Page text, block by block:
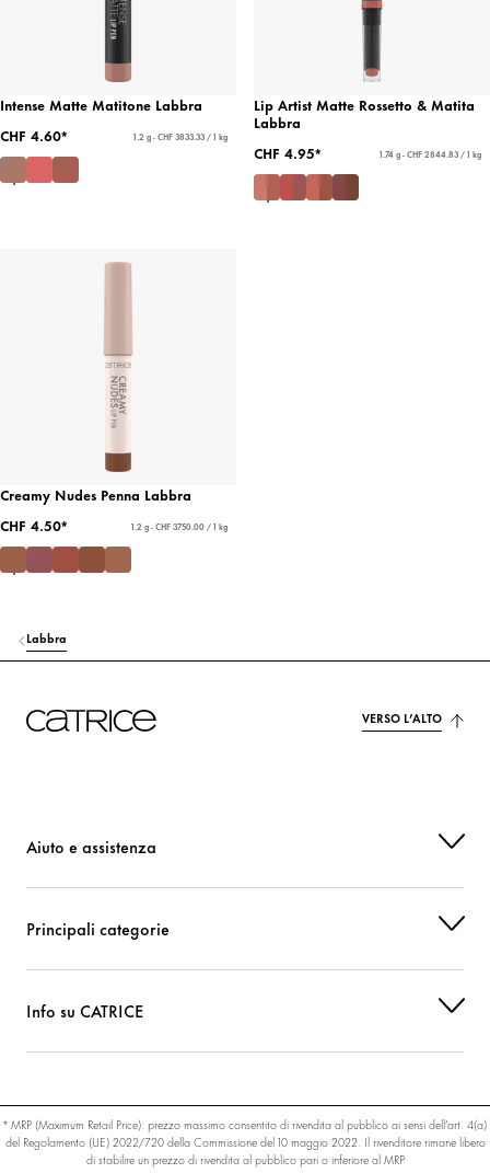
Intense Matte Matitone Labbra
CHF 4.60*
1.2 g - CHF 3833.33 / 1 kg
Lip Artist Matte Rossetto & Matita
Labbra
CHF 4.95*
1.74 g - CHF 2844.83 / 1 kg
Creamy Nudes Penna Labbra
CHF 4.50*
1.2 g - CHF 3750.00 / 1 kg
Labbra
VERSO L’ALTO
Aiuto e assistenza
Principali categorie
Info su CATRICE
* MRP (Maximum Retail Price): prezzo massimo consentito di rivendita al pubblico ai sensi dell’art. 4(a)
del Regolamento (UE) 2022/720 della Commissione del 10 maggio 2022. Il rivenditore rimane libero
di stabilire un prezzo di rivendita al pubblico pari o inferiore al MRP